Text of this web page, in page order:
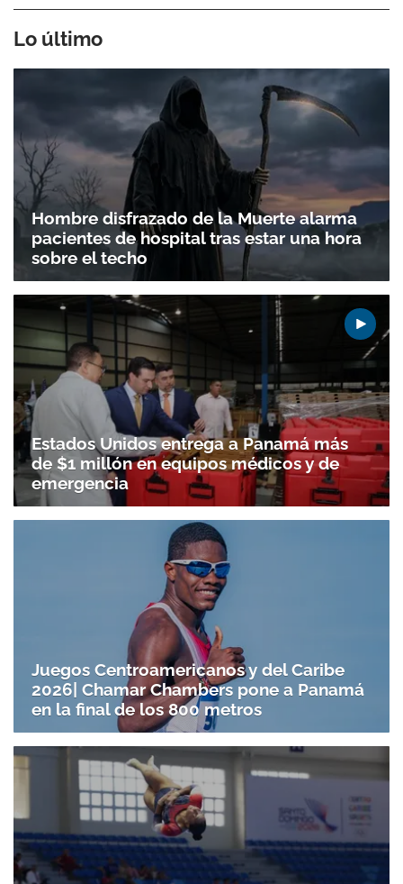
Lo último
Hombre disfrazado de la Muerte alarma
pacientes de hospital tras estar una hora
sobre el techo
Estados Unidos entrega a Panamá más
de $1 millón en equipos médicos y de
emergencia
Juegos Centroamericanos y del Caribe
2026| Chamar Chambers pone a Panamá
en la final de los 800 metros